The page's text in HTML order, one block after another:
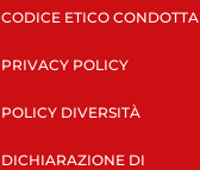
CODICE ETICO CONDOTTA
PRIVACY POLICY
POLICY DIVERSITÀ
DICHIARAZIONE DI